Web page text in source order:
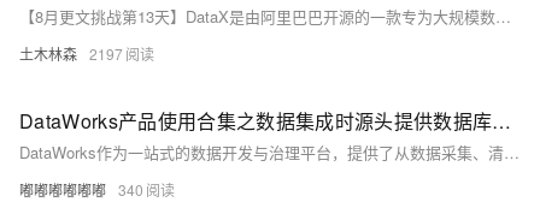
【8月更文挑战第13天】DataX是由阿里巴巴开源的一款专为大规模数据同步设计的工具，在数据工程领域展现强大竞争力。它采用插件化架构，支持多种数据源间的高效迁移。相较于Apache Sqoop和Flume，DataX通过并发写入和流处理实现了高性能同步，并简化了配置流程。DataX还支持故障恢复，能够在同步中断后继续执行，节省时间和资源。这些特性使其成为构建高效可靠数据同步方案的理想选择。
土木林森 2197
DataWorks产品使用合集之数据集成时源头提供数据库自定义函数调用返回数据，数据源端是否可以写自定义SQL实现
DataWorks作为一站式的数据开发与治理平台，提供了从数据采集、清洗、开发、调度、服务化、质量监控到安全管理的全套解决方案，帮助企业构建高效、规范、安全的大数据处理体系。以下是对DataWorks产品使用合集的概述，涵盖数据处理的各个环节。
嘟嘟嘟嘟嘟嘟 340